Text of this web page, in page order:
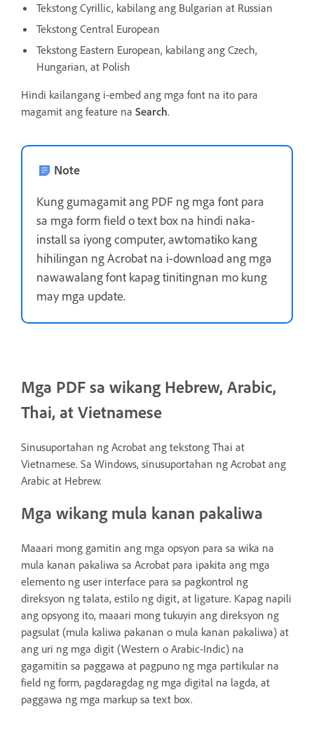
Tekstong Cyrillic, kabilang ang Bulgarian at Russian
Tekstong Central European
Tekstong Eastern European, kabilang ang Czech,
Hungarian, at Polish
Hindi kailangang i-embed ang mga font na ito para
magamit ang feature na Search.
Note
Kung gumagamit ang PDF ng mga font para
sa mga form field o text box na hindi naka-
install sa iyong computer, awtomatiko kang
hihilingan ng Acrobat na i-download ang mga
nawawalang font kapag tinitingnan mo kung
may mga update.
Mga PDF sa wikang Hebrew, Arabic,
Thai, at Vietnamese
Sinusuportahan ng Acrobat ang tekstong Thai at
Vietnamese. Sa Windows, sinusuportahan ng Acrobat ang
Arabic at Hebrew.
Mga wikang mula kanan pakaliwa
Maaari mong gamitin ang mga opsyon para sa wika na
mula kanan pakaliwa sa Acrobat para ipakita ang mga
elemento ng user interface para sa pagkontrol ng
direksyon ng talata, estilo ng digit, at ligature. Kapag napili
ang opsyong ito, maaari mong tukuyin ang direksyon ng
pagsulat (mula kaliwa pakanan o mula kanan pakaliwa) at
ang uri ng mga digit (Western o Arabic-Indic) na
gagamitin sa paggawa at pagpuno ng mga partikular na
field ng form, pagdaragdag ng mga digital na lagda, at
paggawa ng mga markup sa text box.